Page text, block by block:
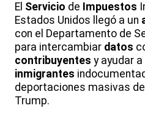
El Servicio de Impuestos
Estados Unidos llegó a un
con el Departamento de
para intercambiar datos
contribuyentes y ayudar
inmigrantes
deportaciones masivas
Trump.